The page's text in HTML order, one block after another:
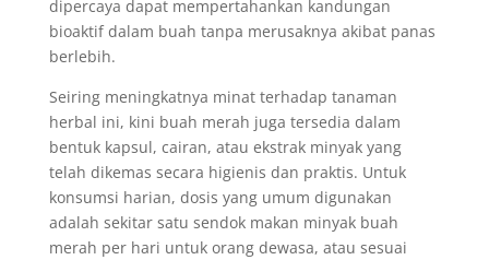
dipercaya dapat mempertahankan kandungan
bioaktif dalam buah tanpa merusaknya akibat panas
berlebih.
Seiring meningkatnya minat terhadap tanaman
herbal ini, kini buah merah juga tersedia dalam
bentuk kapsul, cairan, atau ekstrak minyak yang
telah dikemas secara higienis dan praktis. Untuk
konsumsi harian, dosis yang umum digunakan
adalah sekitar satu sendok makan minyak buah
merah per hari untuk orang dewasa, atau sesuai